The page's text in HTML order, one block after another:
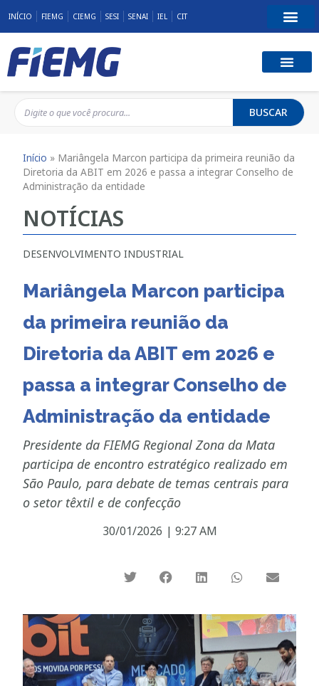
INÍCIO FIEMG CIEMG SESI SENAI IEL CIT
BUSCAR
Início » Mariângela Marcon participa da primeira reunião da
Diretoria da ABIT em 2026 e passa a integrar Conselho de
Administração da entidade
NOTÍCIAS
DESENVOLVIMENTO INDUSTRIAL
Mariângela Marcon participa
da primeira reunião da
Diretoria da ABIT em 2026 e
passa a integrar Conselho de
Administração da entidade
Presidente da FIEMG Regional Zona da Mata
participa de encontro estratégico realizado em
São Paulo, para debate de temas centrais para
o setor têxtil e de confecção
30/01/2026 | 9:27 AM